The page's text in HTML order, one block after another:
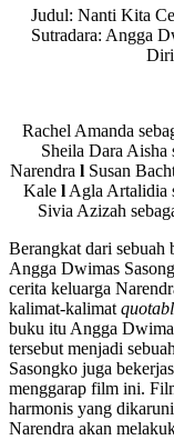
Judul: Nanti Kita
Sutradara: Angga
Rachel Amanda
Sheila Dara Aisha
Narendra lSusan
Kale l Agla Artalidia
Sivia Azizah
Berangkat dari sebuah
Angga Dwimas
cerita keluarga
kalimat-kalimat
buku itu Angga
tersebut menjadi
Sasongko juga
menggarap film ini.
harmonis yang
Narendra akan